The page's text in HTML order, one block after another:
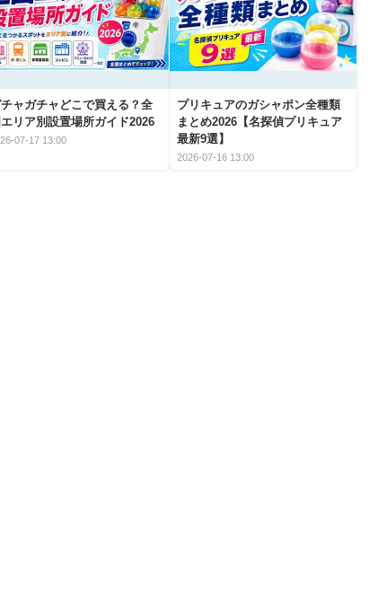
ャガチャどこで買える？全
エリア別設置場所ガイド2026
07-17 13:00
プリキュアのガシャポン全種類
まとめ2026【名探偵プリキュア
最新9選】
2026-07-16 13:00